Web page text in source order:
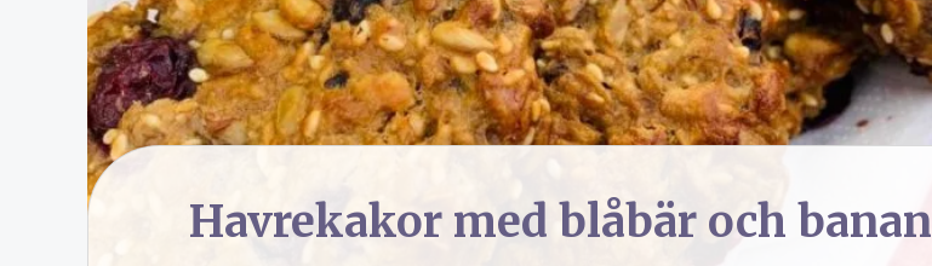
Havrekakor med blåbär och banan